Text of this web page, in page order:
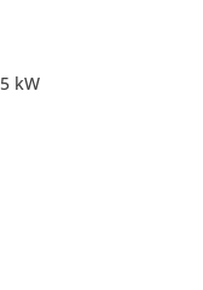
kW